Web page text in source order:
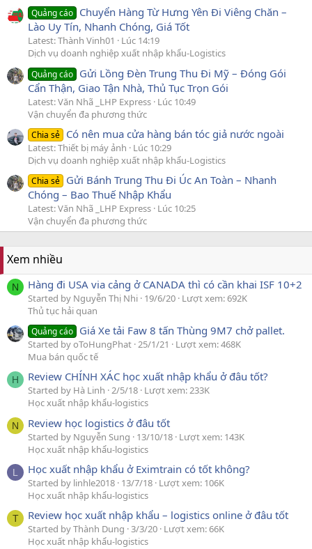
Quảng cáo Chuyển Hàng Từ Hưng Yên Đi Viêng Chăn –
Lào Uy Tín, Nhanh Chóng, Giá Tốt
Latest: Thành Vinh01
Lúc 14:19
Dịch vụ doanh nghiệp xuất nhập khẩu-Logistics
Quảng cáo Gửi Lồng Đèn Trung Thu Đi Mỹ – Đóng Gói
Cẩn Thận, Giao Tận Nhà, Thủ Tục Trọn Gói
Latest: Văn Nhã _LHP Express Lúc 10:49
Vận chuyển đa phương thức
Chia sẻ Có nên mua cửa hàng bán tóc giả nước ngoài
Latest: Thiết bị máy ảnh
Lúc 10:29
Dịch vụ doanh nghiệp xuất nhập khẩu-Logistics
Chia sẻ Gửi Bánh Trung Thu Đi Úc An Toàn – Nhanh
Chóng – Bao Thuế Nhập Khẩu
Latest: Văn Nhã _LHP Express Lúc 10:25
Vận chuyển đa phương thức
Xem nhiều
N Hàng đi USA via cảng ở CANADA thì có cần khai ISF 10+2
Started by Nguyễn Thị Nhi 19/6/20 Lượt xem: 692K
Thủ tục hải quan
Quảng cáo Giá Xe tải Faw 8 tấn Thùng 9M7 chở pallet.
Started by oToHungPhat 25/1/21
Lượt xem: 468K
Mua bán quốc tế
H Review CHÍNH XÁC học xuất nhập khẩu ở đâu tốt?
Started by Hà Linh 2/5/18 Lượt xem: 233K
Học xuất nhập khẩu-logistics
N Review học logistics ở đâu tốt
Started by Nguyễn Sung 13/10/18 Lượt xem: 143K
Học xuất nhập khẩu-logistics
L Học xuất nhập khẩu ở Eximtrain có tốt không?
Started by linhle2018 13/7/18 Lượt xem: 106K
Học xuất nhập khẩu-logistics
T Review học xuất nhập khẩu – logistics online ở đâu tốt
Started by Thành Dung 3/3/20 Lượt xem: 66K
Học xuất nhập khẩu-logistics